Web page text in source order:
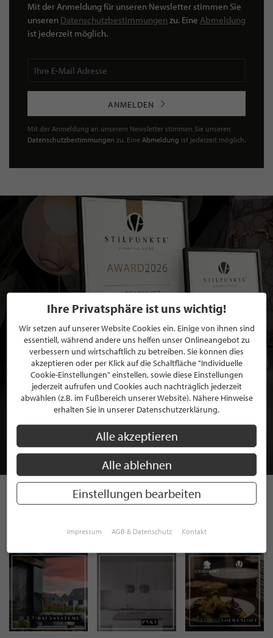
Mit der Anmeldung für unseren Newsletter stimmen Sie
unseren Datenschutzbestimmungen zu. Eine Abmeldung
ist jederzeit möglich.
ANMELDEN
Mit der Anmeldung an unserem Newsletter stimmen Sie unseren
Datenschutzbestimmungen zu. Eine Abmeldung ist jederzeit möglich.
BEWERBEN SIE SICH FÜR EINE GRATIS
MITGLIEDSCHAFT BEI STILPUNKTE®
JETZT GRATIS BEWERBEN
INSTAGRAM
Ihre Privatsphäre ist uns wichtig!
Wir setzen auf unserer Website Cookies ein. Einige von ihnen sind
essentiell, während andere uns helfen unser Onlineangebot zu
verbessern und wirtschaftlich zu betreiben. Sie können dies
akzeptieren oder per Klick auf die Schaltfläche "Individuelle
Cookie-Einstellungen" einstellen, sowie diese Einstellungen
jederzeit aufrufen und Cookies auch nachträglich jederzeit
abwählen (z.B. im Fußbereich unserer Website). Nähere Hinweise
erhalten Sie in unserer Datenschutzerklärung.
Alle akzeptieren
Alle ablehnen
Einstellungen bearbeiten
Impressum AGB & Datenschutz Kontakt